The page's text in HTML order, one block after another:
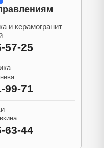
и керамогранит
57-25
99-71
63-44